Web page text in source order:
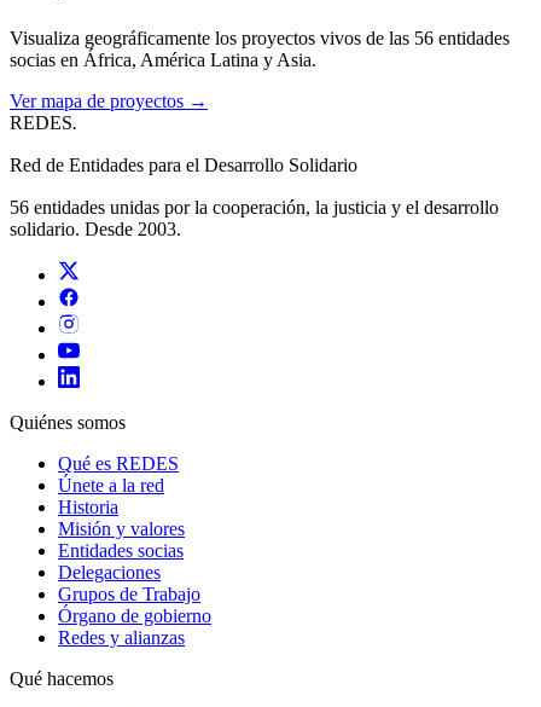
Visualiza geográficamente los proyectos vivos de las 56 entidades
socias en África, América Latina y Asia.
Ver mapa de proyectos →
REDES.
Red de Entidades para el Desarrollo Solidario
56 entidades unidas por la cooperación, la justicia y el desarrollo
solidario. Desde 2003.
Quiénes somos
Qué es REDES
Únete a la red
Historia
Misión y valores
Entidades socias
Delegaciones
Grupos de Trabajo
Órgano de gobierno
Redes y alianzas
Qué hacemos